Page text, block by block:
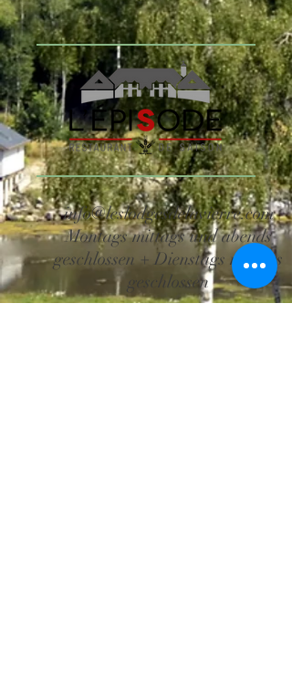
info@leslodgesdelavierre.com
Montags mittags und abends
geschlossen + Dienstags mittags
geschlossen